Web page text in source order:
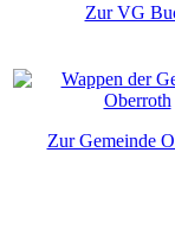
Zur VG
Zur Gemeinde